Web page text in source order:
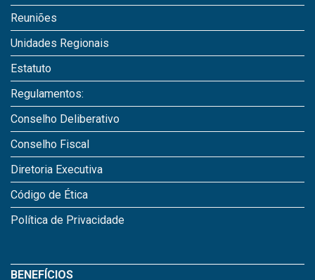
Reuniões
Unidades Regionais
Estatuto
Regulamentos:
Conselho Deliberativo
Conselho Fiscal
Diretoria Executiva
Código de Ética
Política de Privacidade
BENEFÍCIOS